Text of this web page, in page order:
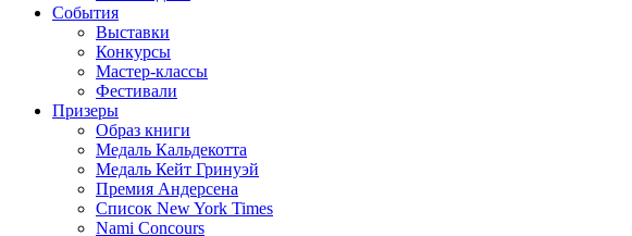
События
Выставки
Конкурсы
Мастер-классы
Фестивали
Призеры
Образ книги
Медаль Кальдекотта
Медаль Кейт Гринуэй
Премия Андерсена
Список New York Times
Nami Concours